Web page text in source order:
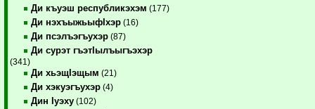
Ди къуэш республикэхэм (177)
Ди нэхъыжьыфIхэр (16)
Ди псэлъэгъухэр (87)
Ди сурэт гъэтIылъыгъэхэр
(341)
Ди хьэщIэщым (21)
Ди хэкуэгъухэр (4)
Дин Iуэху (102)